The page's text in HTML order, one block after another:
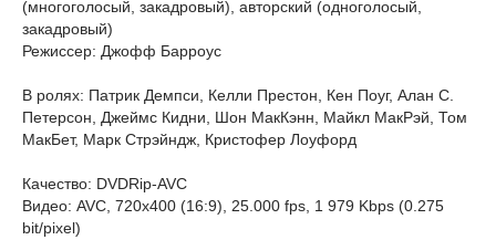
(многоголосый, закадровый), авторский (одноголосый,
закадровый)
Режиссер: Джофф Барроус
В ролях: Патрик Демпси, Келли Престон, Кен Поуг, Алан С.
Петерсон, Джеймс Кидни, Шон МакКэнн, Майкл МакРэй, Том
МакБет, Марк Стрэйндж, Кристофер Лоуфорд
Качество: DVDRip-AVC
Видео: AVC, 720x400 (16:9), 25.000 fps, 1 979 Kbps (0.275
bit/pixel)